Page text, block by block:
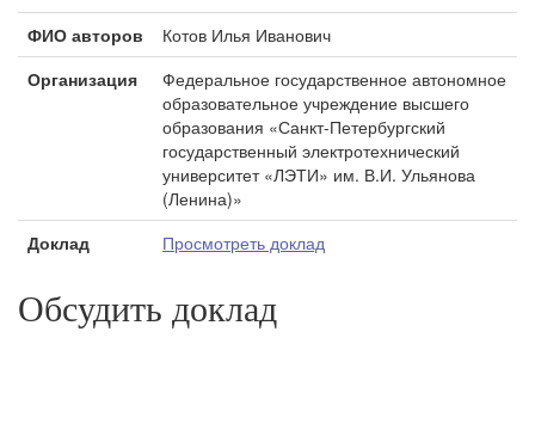
ФИО авторов
Котов Илья Иванович
Организация
Федеральное государственное автономное
образовательное учреждение высшего
образования «Санкт-Петербургский
государственный электротехнический
университет «ЛЭТИ» им. В.И. Ульянова
(Ленина)»
Доклад
Просмотреть доклад
Обсудить доклад